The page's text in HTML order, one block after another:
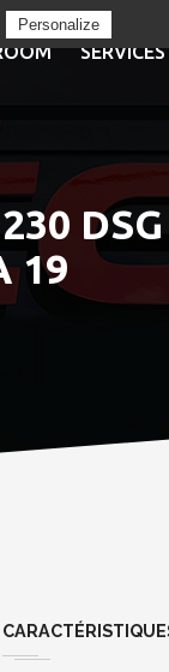
SERVICES
DSG
19
Personalize